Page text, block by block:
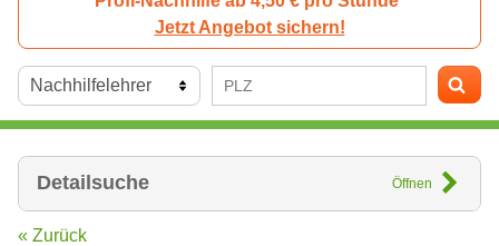
Jetzt Angebot sichern!
Detailsuche Öffnen
« Zurück